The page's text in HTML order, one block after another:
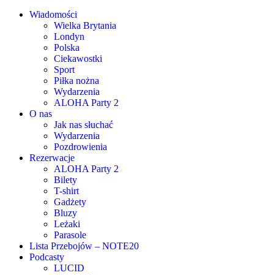
Wiadomości
Wielka Brytania
Londyn
Polska
Ciekawostki
Sport
Piłka nożna
Wydarzenia
ALOHA Party 2
O nas
Jak nas słuchać
Wydarzenia
Pozdrowienia
Rezerwacje
ALOHA Party 2
Bilety
T-shirt
Gadżety
Bluzy
Leżaki
Parasole
Lista Przebojów – NOTE20
Podcasty
LUCID